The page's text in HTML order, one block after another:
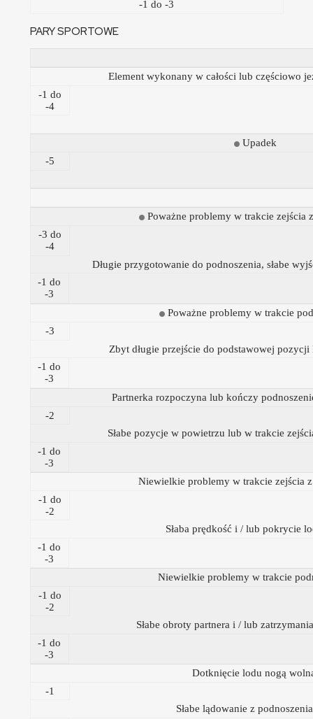
-1 do -3
PARY SPORTOWE
Element wykonany w całości lub częściowo
-1 do
-4
Upadek
-5
Poważne problemy w trakcie zejścia
-3 do
-4
Długie przygotowanie do podnoszenia, słabe
-1 do
-3
Poważne problemy w trakcie
-3
Zbyt długie przejście do podstawowej
-1 do
-3
Partnerka rozpoczyna lub kończy
-2
Słabe pozycje w powietrzu lub w trakcie
-1 do
-3
Niewielkie problemy w trakcie zejścia
-1 do
-2
Słaba prędkość i / lub pokrycie
-1 do
-3
Niewielkie problemy w trakcie
-1 do
-2
Słabe obroty partnera i / lub
-1 do
-3
Dotknięcie lodu nogą
-1
Słabe lądowanie z podnoszenia